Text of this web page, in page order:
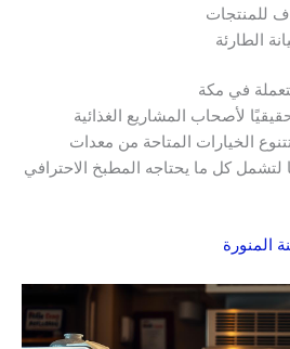
للمنتجات
الطارئة
في مكة
لأصحاب المشاريع الغذائية
الخيارات المتاحة من معدات
لتشمل كل ما يحتاجه المطبخ الاحترافي
المنورة